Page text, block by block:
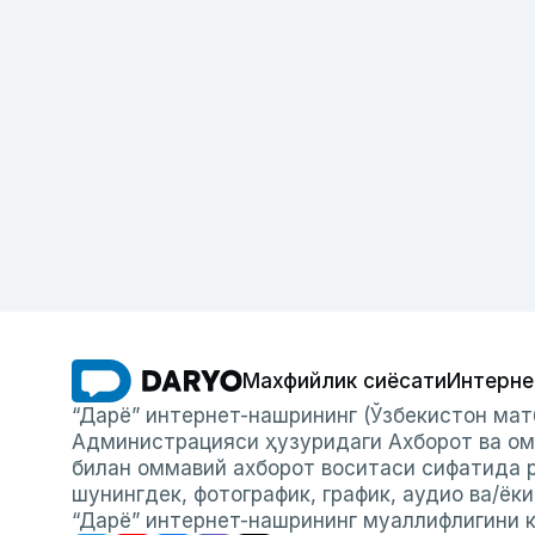
Махфийлик сиёсати
“Дарё” интернет-нашрининг (Ўзбекистон
Администрацияси ҳузуридаги Ахборот ва
билан оммавий ахборот воситаси сифатида
шунингдек, фотографик, график, аудио ва/
“Дарё” интернет-нашрининг муаллифлигини